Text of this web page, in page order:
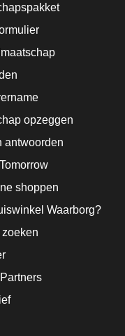
opzeggen
antwoorden
shoppen
Waarborg?